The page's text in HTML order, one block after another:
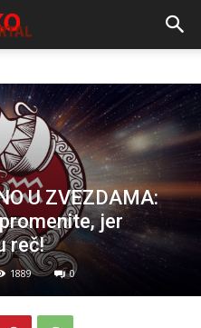
U ZVEZDAMA:
jer
reč!
1889 0